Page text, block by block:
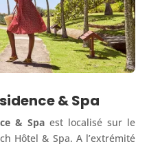
& Spa
& Spa est localisé sur le
Hôtel & Spa. A l’extrémité